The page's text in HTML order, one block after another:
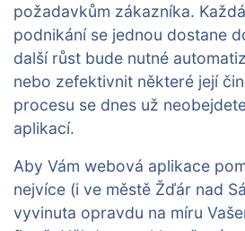
požadavkům zákazníka.
podnikání se jednou dostane
další růst bude nutné
nebo zefektivnit některé její
procesu se dnes už
aplikací.
Aby Vám webová aplikace
nejvíce (i ve městě Žďár nad
vyvinuta opravdu na míru